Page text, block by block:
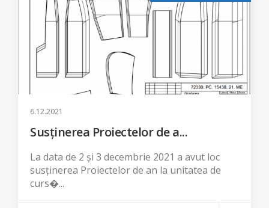
6.12.2021
Susținerea Proiectelor de a...
La data de 2 și 3 decembrie 2021 a avut loc
susținerea Proiectelor de an la unitatea de
curs�...